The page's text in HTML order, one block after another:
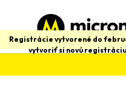
obsah
Registrácie vytvorené do
vytvoriť si novú